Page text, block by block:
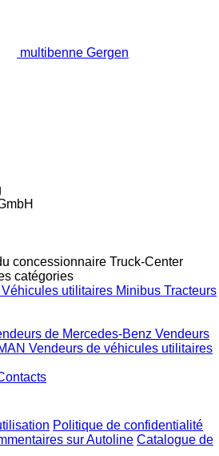
multibenne Gergen
concessionnaire Truck-Center
catégories
Véhicules utilitaires Minibus Tracteurs
de Mercedes-Benz Vendeurs
Vendeurs de véhicules utilitaires
Politique de confidentialité
sur Autoline Catalogue de